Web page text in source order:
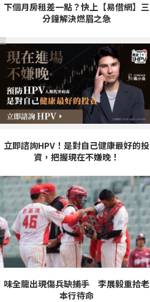
下個月房租差一點？快上【易借網】三
分鐘解決燃眉之急
立即諮詢HPV！是對自己健康最好的投
資，把握現在不嫌晚！
PR
味全龍出現傷兵缺捕手 李展毅重拾老
本行待命